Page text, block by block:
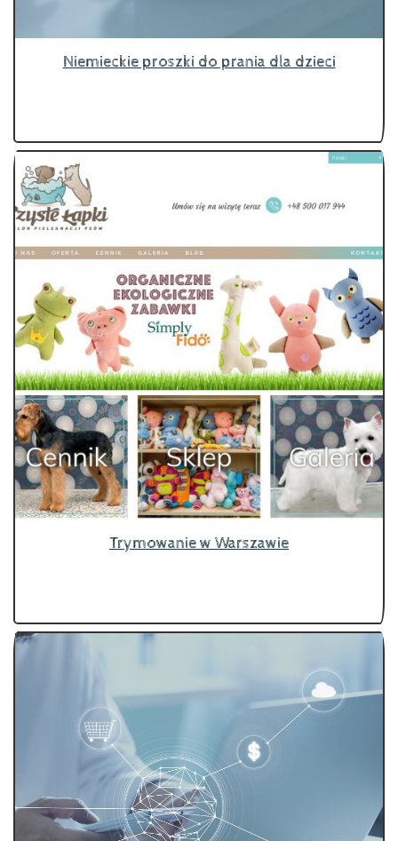
Niemieckie proszki do prania dla dzieci
Trymowanie w Warszawie